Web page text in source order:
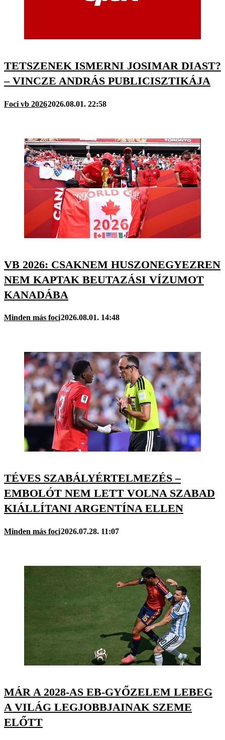
TETSZENEK ISMERNI JOSIMAR DIAST?
– VINCZE ANDRÁS PUBLICISZTIKÁJA
Foci vb 20262026.08.01. 22:58
VB 2026: CSAKNEM HUSZONEGYEZREN
NEM KAPTAK BEUTAZÁSI VÍZUMOT
KANADÁBA
Minden más foci2026.08.01. 14:48
TÉVES SZABÁLYÉRTELMEZÉS –
EMBOLÓT NEM LETT VOLNA SZABAD
KIÁLLÍTANI ARGENTÍNA ELLEN
Minden más foci2026.07.28. 11:07
MÁR A 2028-AS EB-GYŐZELEM LEBEG
A VILÁG LEGJOBBJAINAK SZEME
ELŐTT